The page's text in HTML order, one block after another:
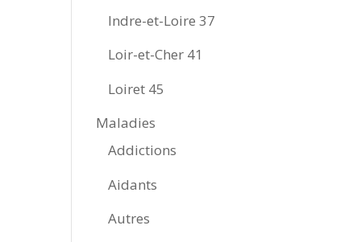
Indre-et-Loire 37
Loir-et-Cher 41
Loiret 45
Maladies
Addictions
Aidants
Autres